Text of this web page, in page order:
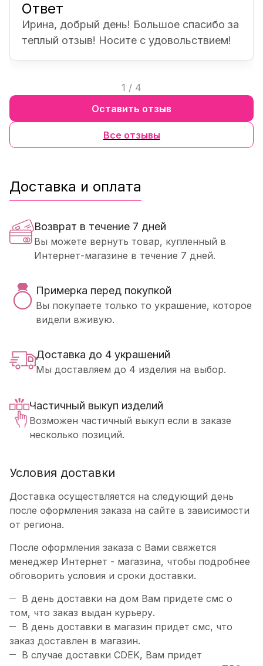
Ответ
Ирина, добрый день! Большое спасибо за
теплый отзыв! Носите с удовольствием!
1 / 4
Все отзывы
Оставить отзыв
Доставка и оплата
Возврат в течение 7 дней
Вы можете вернуть товар, купленный в
Интернет-магазине в течение 7 дней.
Примерка перед покупкой
Вы покупаете только то украшение, которое
видели вживую.
Доставка до 4 украшений
Мы доставляем до 4 изделия на выбор.
Частичный выкуп изделий
Возможен частичный выкуп если в заказе
несколько позиций.
Условия доставки
Доставка осуществляется на следующий день
после оформления заказа на сайте в зависимости
от региона.
После оформления заказа с Вами свяжется
менеджер Интернет - магазина, чтобы подробнее
обговорить условия и сроки доставки.
В день доставки на дом Вам придете смс о
том, что заказ выдан курьеру.
В день доставки в магазин придет смс, что
заказ доставлен в магазин.
В случае доставки CDEK, Вам придет